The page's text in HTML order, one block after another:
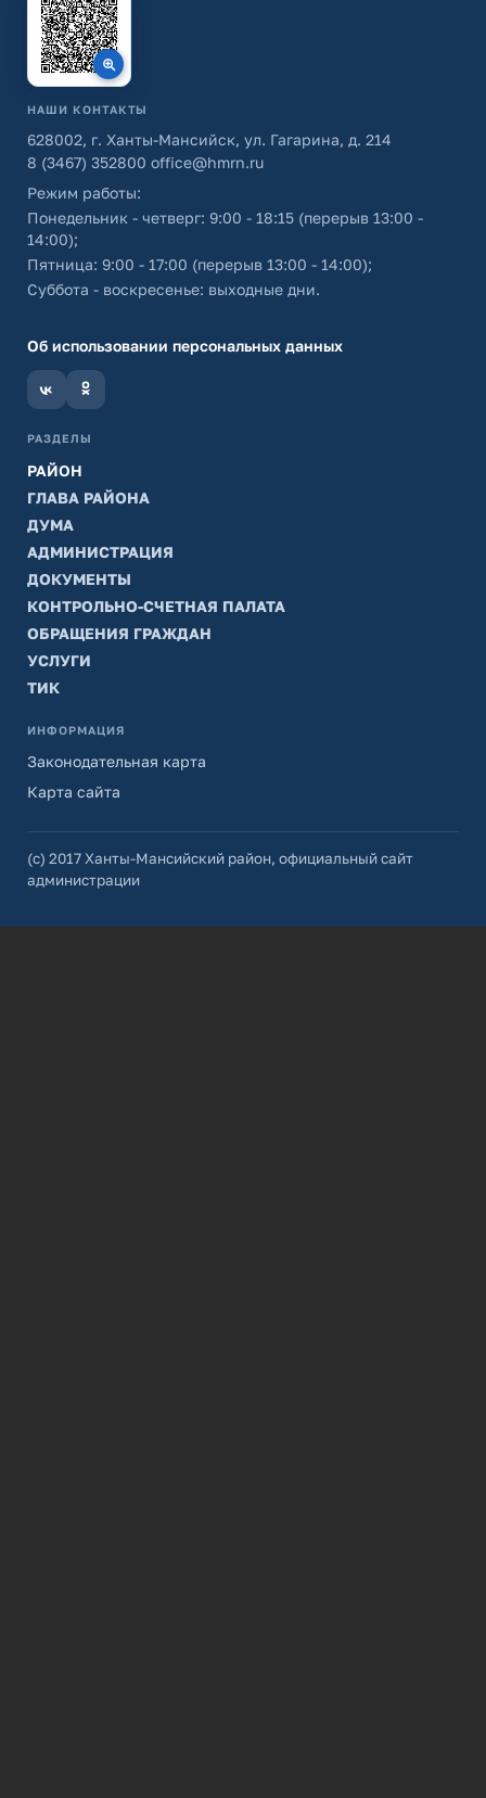
НАШИ КОНТАКТЫ
628002, г. Ханты-Мансийск, ул. Гагарина, д. 214
8 (3467) 352800 office@hmrn.ru
Режим работы:
Понедельник - четверг: 9:00 - 18:15 (перерыв 13:00 -
14:00);
Пятница: 9:00 - 17:00 (перерыв 13:00 - 14:00);
Суббота - воскресенье: выходные дни.
Об использовании персональных данных
РАЗДЕЛЫ
РАЙОН
ГЛАВА РАЙОНА
ДУМА
АДМИНИСТРАЦИЯ
ДОКУМЕНТЫ
КОНТРОЛЬНО-СЧЕТНАЯ ПАЛАТА
ОБРАЩЕНИЯ ГРАЖДАН
УСЛУГИ
ТИК
ИНФОРМАЦИЯ
Законодательная карта
Карта сайта
(с) 2017 Ханты-Мансийский район, официальный сайт
администрации